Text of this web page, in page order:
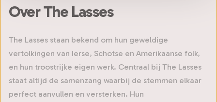
Over The Lasses
The Lasses staan bekend om hun geweldige
vertolkingen van Ierse, Schotse en Amerikaanse folk,
en hun troostrijke eigen werk. Centraal bij The Lasses
staat altijd de samenzang waarbij de stemmen elkaar
perfect aanvullen en versterken. Hun